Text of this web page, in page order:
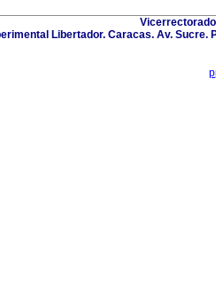
Libertador. Caracas. Av. Sucre.